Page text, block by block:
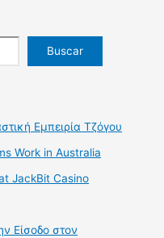
Buscar
Εμπειρία Τζόγου
Work in Australia
JackBit Casino
Είσοδο στον